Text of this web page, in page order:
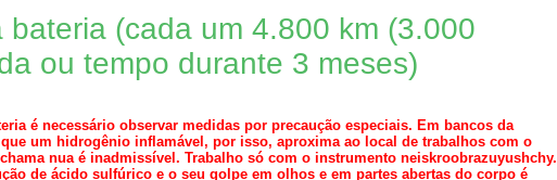
(cada um 4.800 km (3.000
ou tempo durante 3 meses)
é necessário observar medidas por precaução especiais. Em bancos da
um hidrogênio inflamável, por isso, aproxima ao local de trabalhos com o
nua é inadmissível. Trabalho só com o instrumento neiskroobrazuyushchy.
de ácido sulfúrico e o seu golpe em olhos e em partes abertas do corpo é